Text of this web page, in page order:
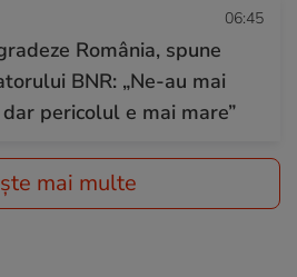
06:45
România, spune
BNR: „Ne-au mai
pericolul e mai mare”
mai multe